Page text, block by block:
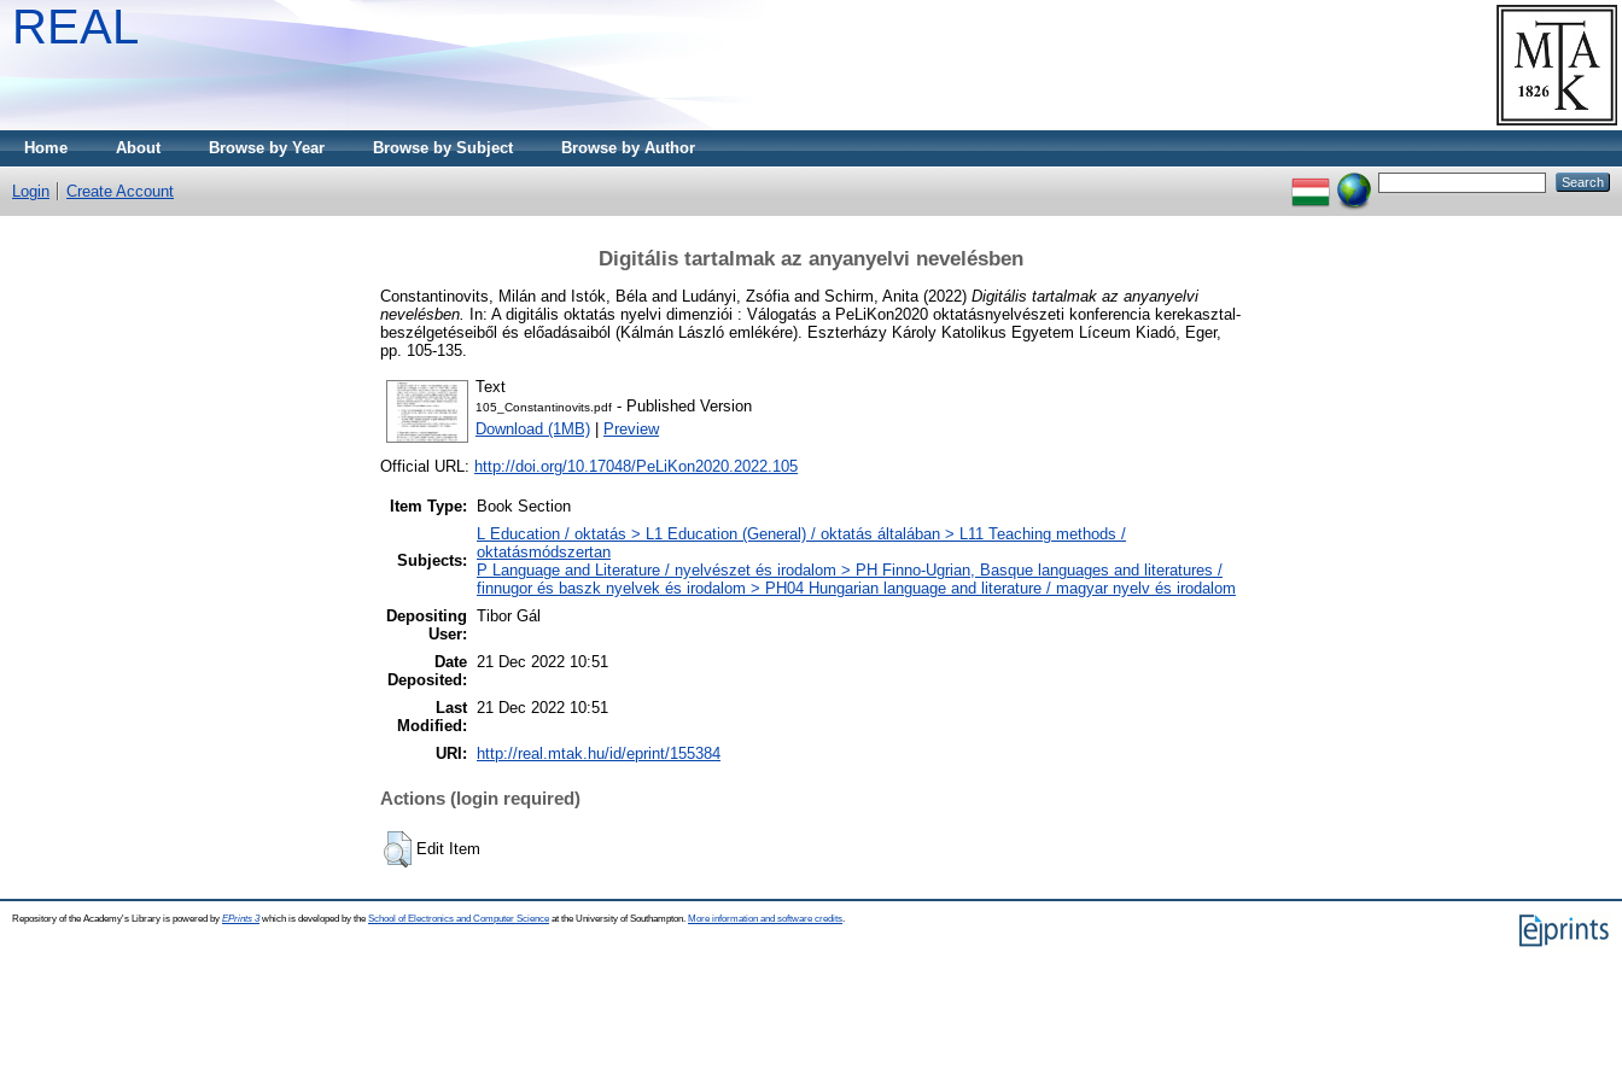
REAL
Home About Browse by Year Browse by Subject Browse by Author
Login Create Account
Digitális tartalmak az anyanyelvi nevelésben
Constantinovits, Milán and Istók, Béla and Ludányi, Zsófia and Schirm, Anita (2022) Digitális tartalmak az anyanyelvi
nevelésben. In: A digitális oktatás nyelvi dimenziói : Válogatás a PeLiKon2020 oktatásnyelvészeti konferencia kerekasztal-
beszélgetéseiből és előadásaiból (Kálmán László emlékére). Eszterházy Károly Katolikus Egyetem Líceum Kiadó, Eger,
pp. 105-135.
Text
105_Constantinovits.pdf - Published Version
Download (1MB)
Preview
Official URL: http://doi.org/10.17048/PeLiKon2020.2022.105
Item Type: Book Section
Subjects:
L Education / oktatás > L1 Education (General) / oktatás általában > L11 Teaching methods /
oktatásmódszertan
P Language and Literature / nyelvészet és irodalom > PH Finno-Ugrian, Basque languages and literatures /
finnugor és baszk nyelvek és irodalom > PH04 Hungarian language and literature / magyar nyelv és irodalom
Depositing
User:
Tibor Gál
Date
Deposited:
21 Dec 2022 10:51
Last
Modified:
21 Dec 2022 10:51
URI: http://real.mtak.hu/id/eprint/155384
Actions (login required)
Edit Item
Repository of the Academy's Library is powered by EPrints 3which is developed by the School of Electronics and Computer Science at the University of Southampton. More information and software credits